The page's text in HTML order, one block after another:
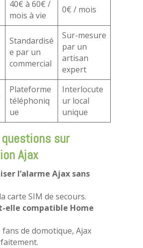
40€ à 60€ /
mois à vie
0€ / mois
Standardisé
e par un
commercial
Sur-mesure
par un
artisan
expert
Plateforme
téléphoniq
ue
Interlocute
ur local
unique
questions sur
Ajax
l’alarme Ajax sans
carte SIM de secours.
elle compatible Home
de domotique, Ajax